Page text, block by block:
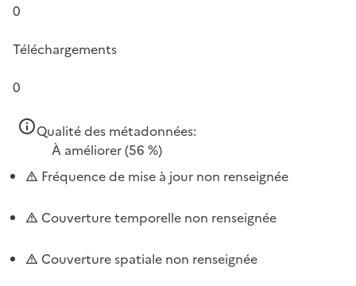
0
Téléchargements
0
Qualité des métadonnées:
À améliorer(56 %)
Fréquence de mise à jour non renseignée
Couverture temporelle non renseignée
Couverture spatiale non renseignée